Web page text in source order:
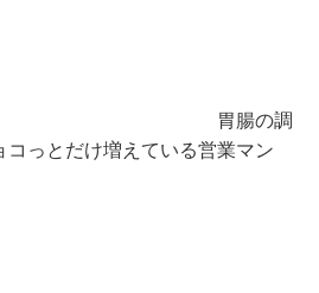
の調
っとだけ増えている営業マン